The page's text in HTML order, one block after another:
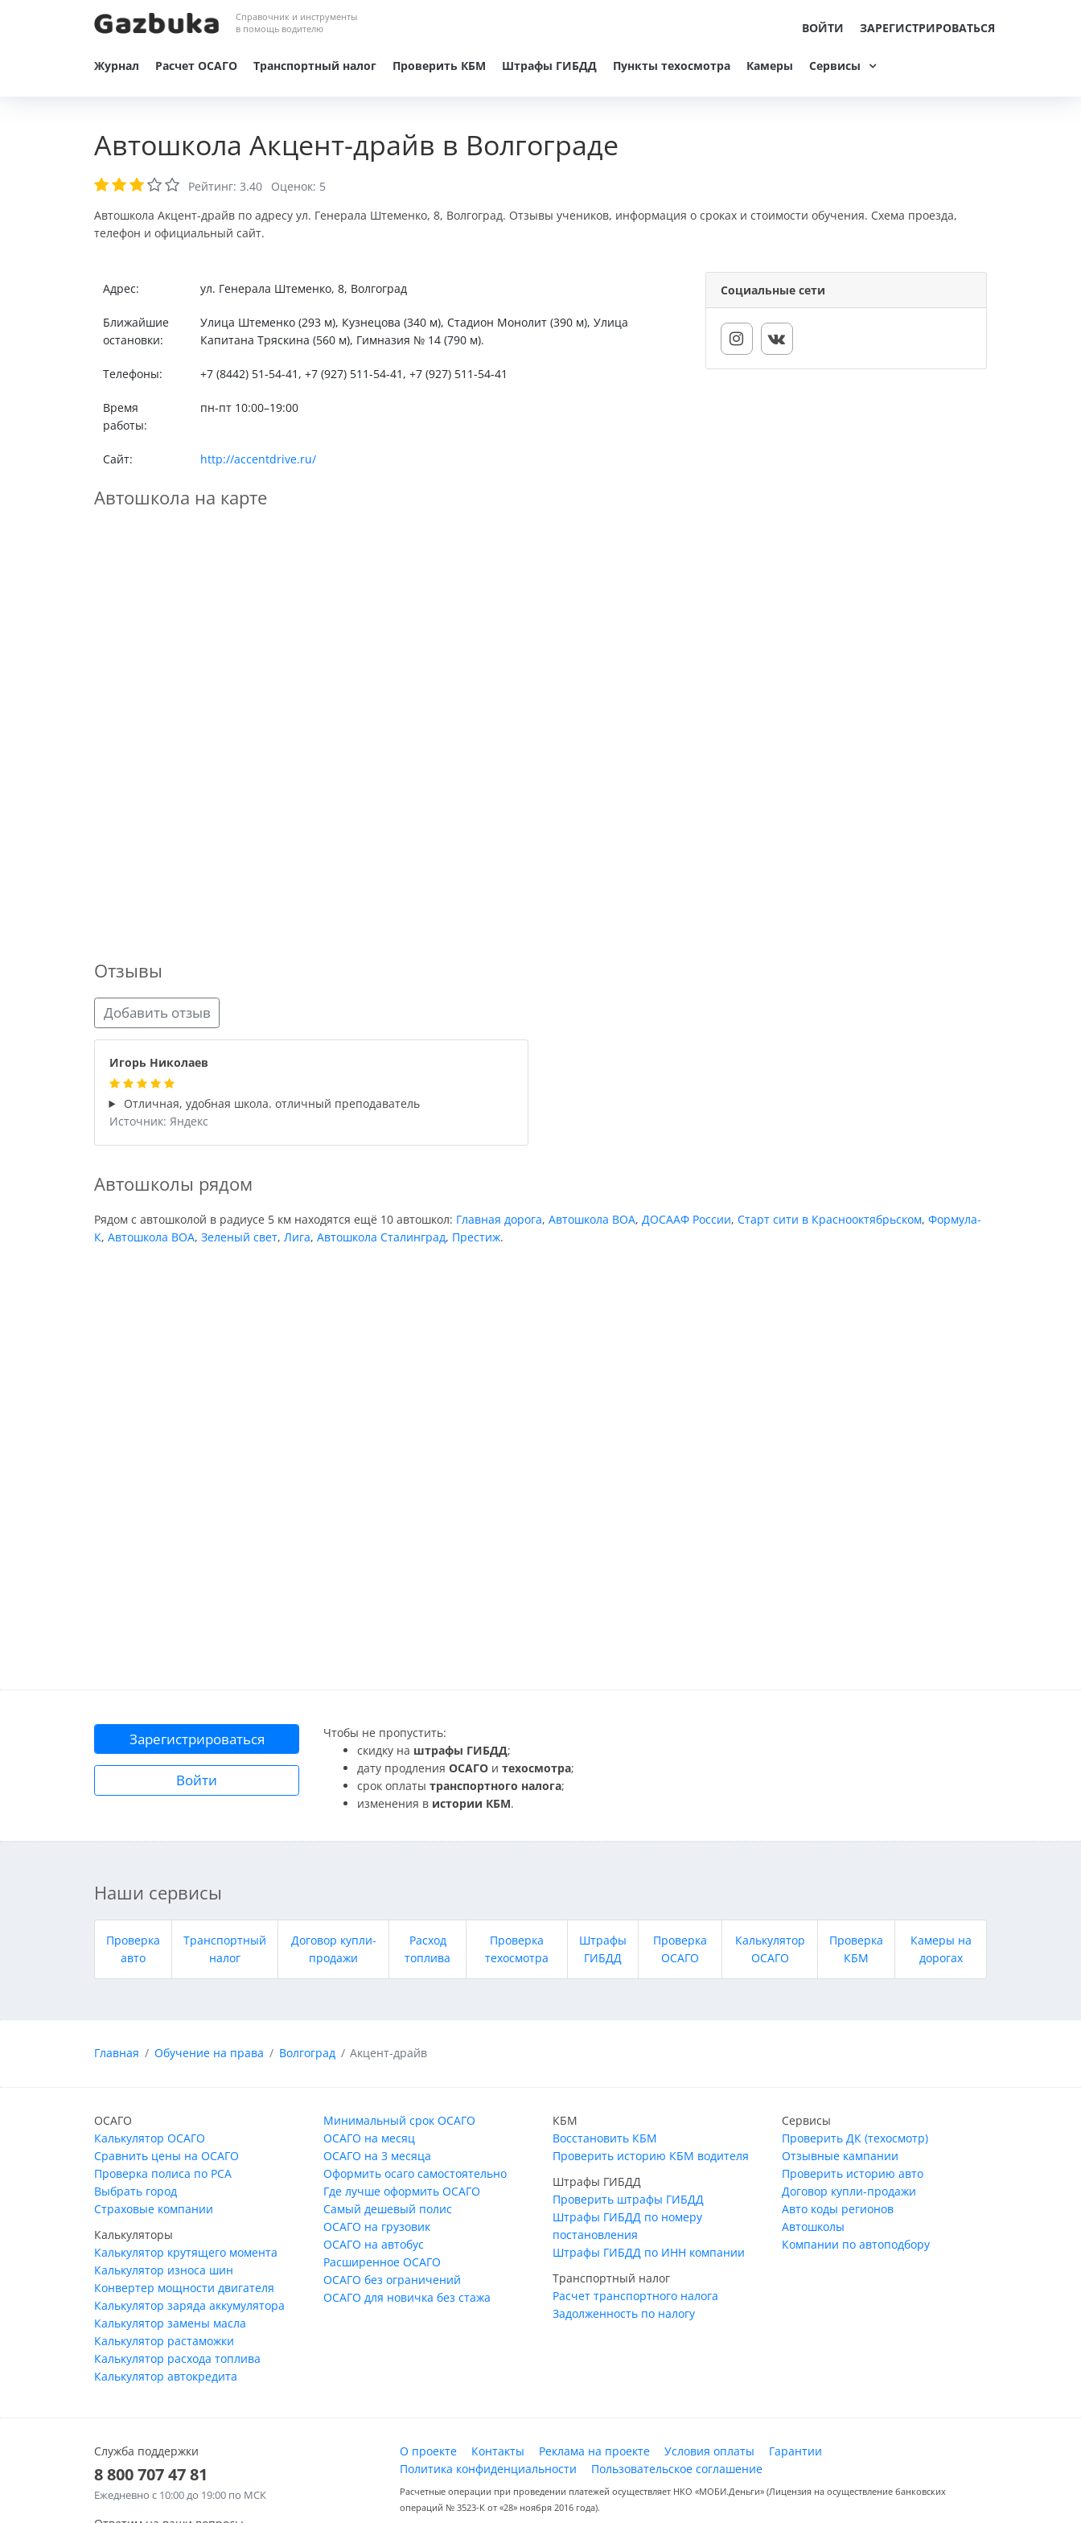
Справочник и инструменты
в помощь водителю
ВОЙТИ ЗАРЕГИСТРИРОВАТЬСЯ
Журнал Расчет ОСАГО Транспортный налог Проверить КБМ Штрафы ГИБДД Пункты техосмотра Камеры Сервисы
Автошкола Акцент-драйв в Волгограде
Рейтинг: 3.40 Оценок: 5
Автошкола Акцент-драйв по адресу ул. Генерала Штеменко, 8, Волгоград. Отзывы учеников, информация о сроках и стоимости обучения. Схема проезда,
телефон и официальный сайт.
Адрес: ул. Генерала Штеменко, 8, Волгоград
Ближайшие
остановки:
Улица Штеменко (293 м), Кузнецова (340 м), Стадион Монолит (390 м), Улица
Капитана Тряскина (560 м), Гимназия № 14 (790 м).
Телефоны: +7 (8442) 51-54-41, +7 (927) 511-54-41, +7 (927) 511-54-41
Время
работы:
пн-пт 10:00–19:00
Сайт: http://accentdrive.ru/
Социальные сети
Автошкола на карте
Отзывы
Добавить отзыв
Игорь Николаев
Отличная, удобная школа. отличный преподаватель
Источник: Яндекс
Автошколы рядом
Рядом с автошколой в радиусе 5 км находятся ещё 10 автошкол: Главная дорога, Автошкола ВОА, ДОСААФ России, Старт сити в Краснооктябрьском, Формула-
К, Автошкола ВОА, Зеленый свет, Лига, Автошкола Сталинград, Престиж.
Зарегистрироваться
Войти
Чтобы не пропустить:
скидку на штрафы ГИБДД;
дату продления ОСАГО и техосмотра;
срок оплаты транспортного налога;
изменения в истории КБМ.
Наши сервисы
Проверка
авто
Транспортный
налог
Договор купли-
продажи
Расход
топлива
Проверка
техосмотра
Штрафы
ГИБДД
Проверка
ОСАГО
Калькулятор
ОСАГО
Проверка
КБМ
Камеры на
дорогах
Главная Обучение на права Волгоград Акцент-драйв
ОСАГО
Калькулятор ОСАГО
Сравнить цены на ОСАГО
Проверка полиса по РСА
Выбрать город
Страховые компании
Калькуляторы
Калькулятор крутящего момента
Калькулятор износа шин
Конвертер мощности двигателя
Калькулятор заряда аккумулятора
Калькулятор замены масла
Калькулятор растаможки
Калькулятор расхода топлива
Калькулятор автокредита
Минимальный срок ОСАГО
ОСАГО на месяц
ОСАГО на 3 месяца
Оформить осаго самостоятельно
Где лучше оформить ОСАГО
Самый дешевый полис
ОСАГО на грузовик
ОСАГО на автобус
Расширенное ОСАГО
ОСАГО без ограничений
ОСАГО для новичка без стажа
КБМ
Восстановить КБМ
Проверить историю КБМ водителя
Штрафы ГИБДД
Проверить штрафы ГИБДД
Штрафы ГИБДД по номеру
постановления
Штрафы ГИБДД по ИНН компании
Транспортный налог
Расчет транспортного налога
Задолженность по налогу
Сервисы
Проверить ДК (техосмотр)
Отзывные кампании
Проверить историю авто
Договор купли-продажи
Авто коды регионов
Автошколы
Компании по автоподбору
Служба поддержки
8 800 707 47 81
Ежедневно с 10:00 до 19:00 по МСК
О проекте Контакты Реклама на проекте Условия оплаты
Гарантии
Политика конфиденциальности
Пользовательское соглашение
Расчетные операции при проведении платежей осуществляет НКО «МОБИ.Деньги» (Лицензия на осуществление банковских
операций № 3523-К от «28» ноября 2016 года).